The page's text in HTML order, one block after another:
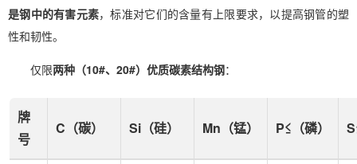
是钢中的有害元素，标准对它们的含量有上限要求，以提高钢管的塑
性和韧性。
仅限两种（10#、20#）优质碳素结构钢：
牌
号
C（碳） Si（硅） Mn（锰） P≤（磷）